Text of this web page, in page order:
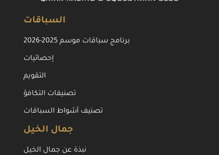
السباقات
برنامج سباقات موسم 2025-2026
إحصائيات
التقويم
تصنيفات التكافؤ
تصنيف أشواط السباقات
جمال الخيل
نبذة عن جمال الخيل